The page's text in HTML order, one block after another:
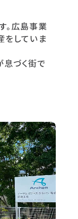
。広島事業
していま
づく街で